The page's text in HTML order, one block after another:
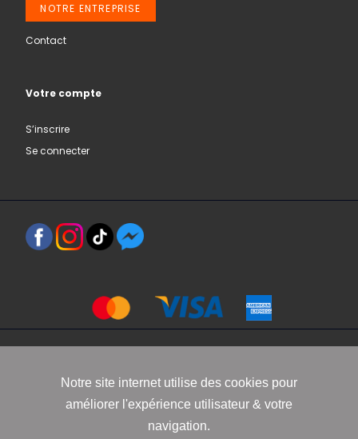
NOTRE ENTREPRISE
Contact
Votre compte
S’inscrire
Se connecter
Conditions générales de vente
Notre site internet utilise des cookies pour
améliorer l'expérience utilisateur & votre
navigation.